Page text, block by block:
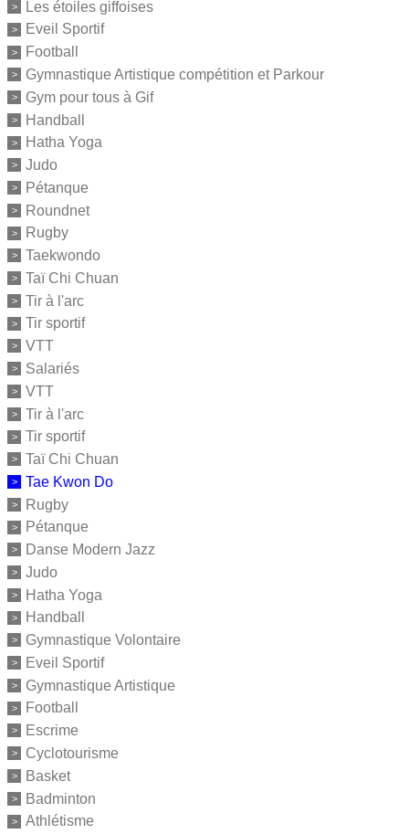
Les étoiles giffoises
Eveil Sportif
Football
Gymnastique Artistique compétition et Parkour
Gym pour tous à Gif
Handball
Hatha Yoga
Judo
Pétanque
Roundnet
Rugby
Taekwondo
Taï Chi Chuan
Tir à l'arc
Tir sportif
VTT
Salariés
VTT
Tir à l'arc
Tir sportif
Taï Chi Chuan
Tae Kwon Do
Rugby
Pétanque
Danse Modern Jazz
Judo
Hatha Yoga
Handball
Gymnastique Volontaire
Eveil Sportif
Gymnastique Artistique
Football
Escrime
Cyclotourisme
Basket
Badminton
Athlétisme